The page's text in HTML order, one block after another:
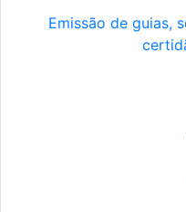
Emissão de guias,